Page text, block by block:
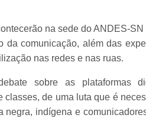
na sede do ANDES-SN
da comunicação, além das
nas redes e nas ruas.
sobre as plataformas
de uma luta que é
negra, indígena e